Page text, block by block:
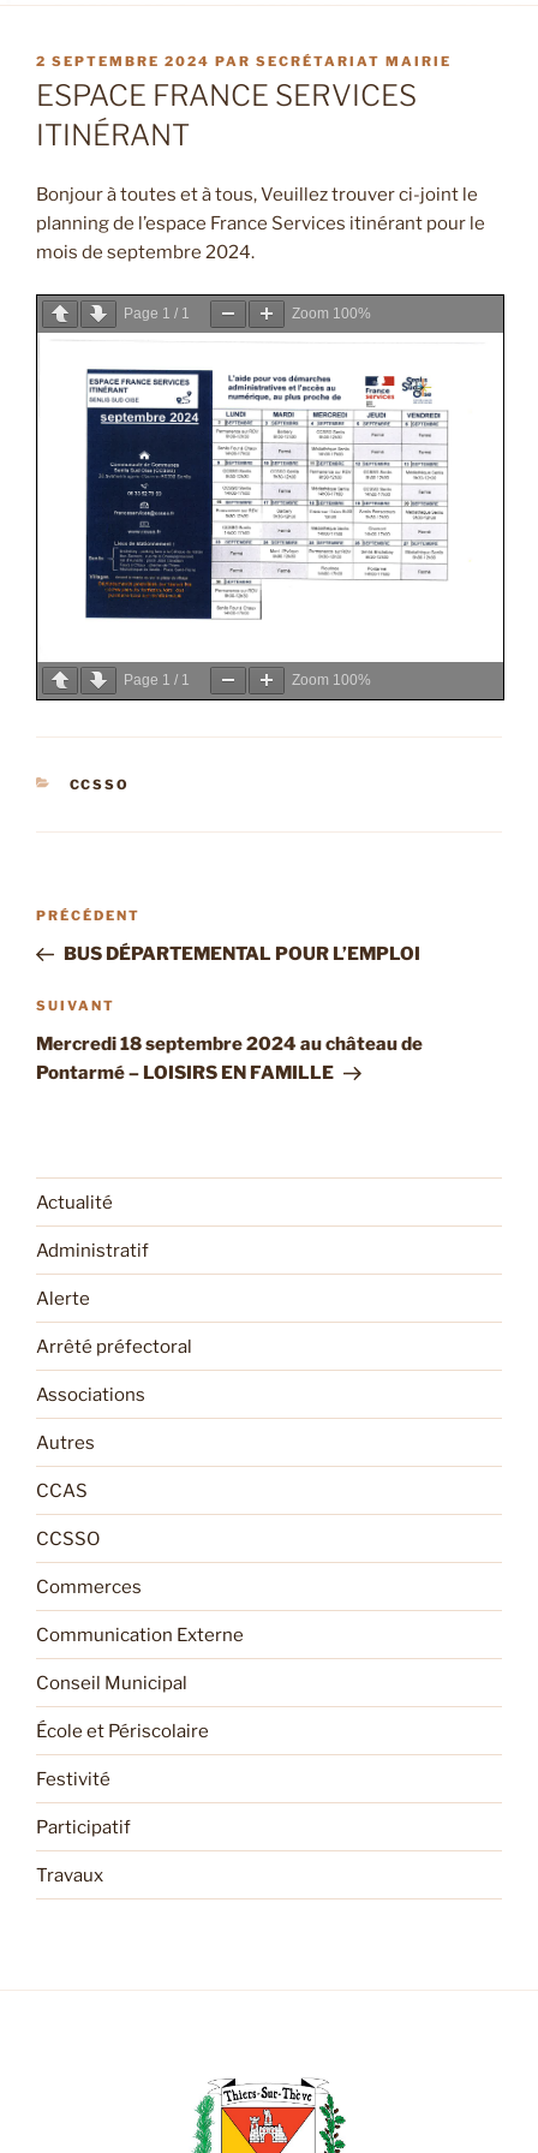
PUBLIÉ
LE
2 SEPTEMBRE 2024 PAR SECRÉTARIAT MAIRIE
ESPACE FRANCE SERVICES
ITINÉRANT
Bonjour à toutes et à tous, Veuillez trouver ci-joint le
planning de l’espace France Services itinérant pour le
mois de septembre 2024.
Page 1 / 1 Zoom 100%
Page 1 / 1 Zoom 100%
CATÉGORIES
CCSSO
Navigation
l’article
Article
précédent
PRÉCÉDENT
BUS DÉPARTEMENTAL POUR L’EMPLOI
Article
suivant
SUIVANT
Mercredi 18 septembre 2024 au château de
Pontarmé – LOISIRS EN FAMILLE
Actualité
Administratif
Alerte
Arrêté préfectoral
Associations
Autres
CCAS
CCSSO
Commerces
Communication Externe
Conseil Municipal
École et Périscolaire
Festivité
Participatif
Travaux